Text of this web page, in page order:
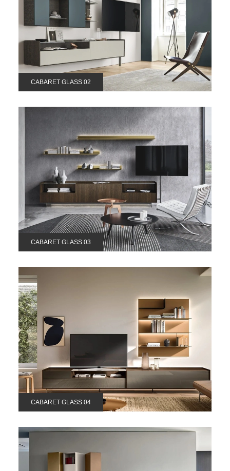
CABARET GLASS 02
CABARET GLASS 03
CABARET GLASS 04